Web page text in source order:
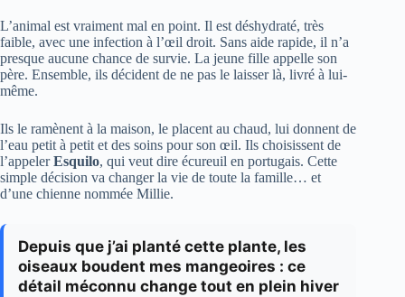
L’animal est vraiment mal en point. Il est déshydraté, très
faible, avec une infection à l’œil droit. Sans aide rapide, il n’a
presque aucune chance de survie. La jeune fille appelle son
père. Ensemble, ils décident de ne pas le laisser là, livré à lui-
même.
Ils le ramènent à la maison, le placent au chaud, lui donnent de
l’eau petit à petit et des soins pour son œil. Ils choisissent de
l’appelerEsquilo, qui veut dire écureuil en portugais. Cette
simple décision va changer la vie de toute la famille… et
d’une chienne nommée Millie.
Depuis que j’ai planté cette plante, les
oiseaux boudent mes mangeoires : ce
détail méconnu change tout en plein hiver